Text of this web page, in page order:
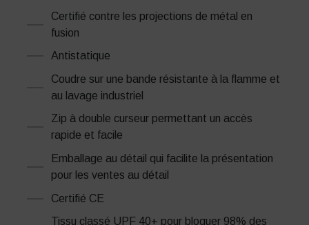
Certifié contre les projections de métal en
fusion
Antistatique
Coudre sur une bande résistante à la flamme et
au lavage industriel
Zip à double curseur permettant un accès
rapide et facile
Emballage au détail qui facilite la présentation
pour les ventes au détail
Certifié CE
Tissu classé UPF 40+ pour bloquer 98% des